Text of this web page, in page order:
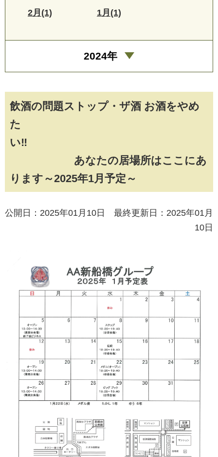
飲酒の問題ストップ・ザ酒 お酒をやめ
た
い‼
あなたの居場所はここにあ
ります～2025年1月予定～
公開日：2025年01月10日 最終更新日：2025年01月
10日
2月(1) 1月(1)
2024年